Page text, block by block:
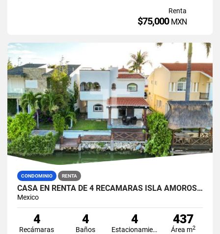
Renta
$75,000 MXN
CONDOMINIO RENTA
CASA EN RENTA DE 4 RECÁMARAS ISLA AMOROSA ZONA HOTELERA CANCÚ
Mexico
4
Recámaras
4
Baños
4
Estacionamiento
437
Área m2